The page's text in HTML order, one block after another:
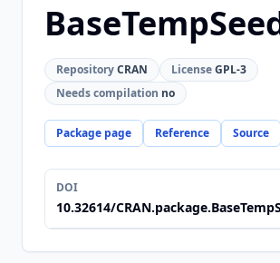
RepositoryCRAN LicenseGPL-3
Needs compilation no
Package page Reference Source
DOI
10.32614/